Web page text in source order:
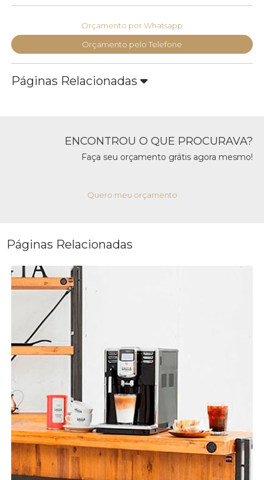
Orçamento por Whatsapp
Orçamento pelo Telefone
Páginas Relacionadas
ENCONTROU O QUE PROCURAVA?
Faça seu orçamento grátis agora mesmo!
Quero meu orçamento
Páginas Relacionadas